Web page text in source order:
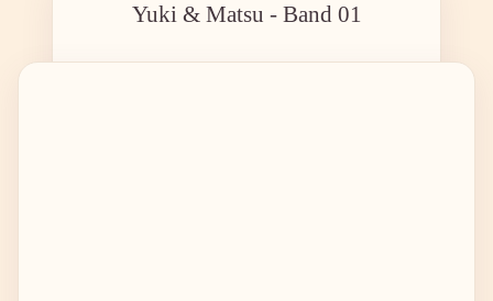
Yuki & Matsu - Band 01